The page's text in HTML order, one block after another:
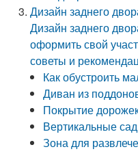
Дизайн заднего
Дизайн заднего
оформить свой
советы и
Как обустроить
Диван из
Покрытие
Вертикальные
Зона для